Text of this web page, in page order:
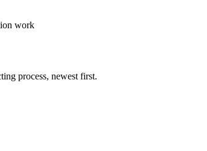
work
process, newest first.